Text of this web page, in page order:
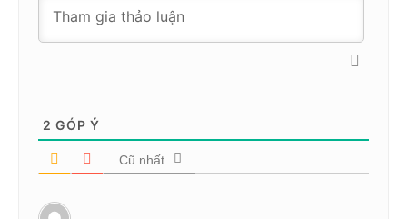
2 GÓP Ý
Cũ nhất